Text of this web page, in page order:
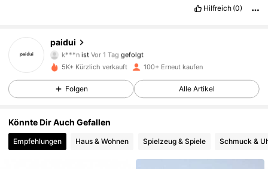
Hilfreich (0)
paidui
4,88
45 Follower
k***nist Vor 1 Tag gefolgt
4,88
45 Follower
4,88
4,88 45 Follower
4,88 45 Follower
5K+ Kürzlich verkauft 100+ Erneut kaufen
Folgen Alle Artikel
Könnte Dir Auch Gefallen
Empfehlungen Haus & Wohnen Spielzeug & Spiele Schmuck &